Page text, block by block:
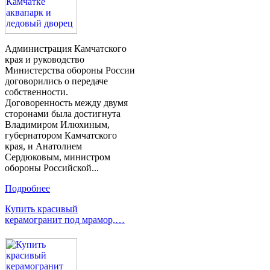
Администрация Камчатского
края и руководство
Министерства обороны России
договорились о передаче
собственности.
Договоренность между двумя
сторонами была достигнута
Владимиром Илюхиным,
губернатором Камчатского
края, и Анатолием
Сердюковым, министром
обороны Российской...
Подробнее
Купить красивый
керамогранит под мрамор,…